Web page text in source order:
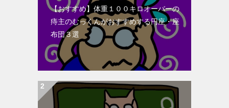
【おすすめ】体重１００キロオーバーの
痔主のむっくんがおすすめする円座・座
布団３選